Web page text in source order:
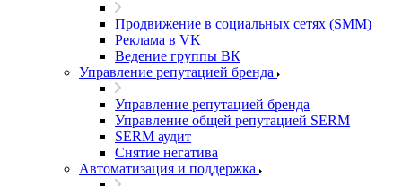
Продвижение в социальных сетях (SMM)
Реклама в VK
Ведение группы ВК
Управление репутацией бренда
Управление репутацией бренда
Управление общей репутацией SERM
SERM аудит
Снятие негатива
Автоматизация и поддержка